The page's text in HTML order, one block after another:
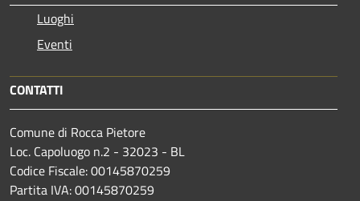
Luoghi
Eventi
CONTATTI
Comune di Rocca Pietore
Loc. Capoluogo n.2 - 32023 - BL
Codice Fiscale: 00145870259
Partita IVA: 00145870259